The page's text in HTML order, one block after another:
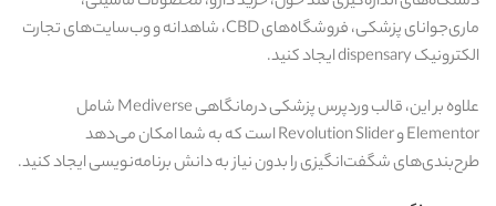
ماری‌جوانای پزشکی، فروشگاه‌های CBD، شاهدانه و وب‌سایت‌های تجارت
الکترونیک dispensary ایجاد کنید.
علاوه بر این، قالب وردپرس پزشکی درمانگاهی Mediverse شامل
Elementor و Revolution Slider است که به شما امکان می‌دهد
طرح‌بندی‌های شگفت‌انگیزی را بدون نیاز به دانش برنامه‌نویسی ایجاد کنید.